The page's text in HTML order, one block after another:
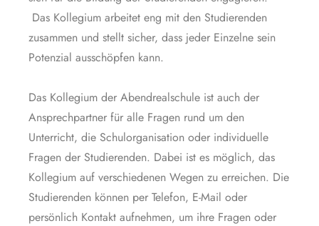
Das Kollegium arbeitet eng mit den Studierenden
zusammen und stellt sicher, dass jeder Einzelne sein
Potenzial ausschöpfen kann.
Das Kollegium der Abendrealschule ist auch der
Ansprechpartner für alle Fragen rund um den
Unterricht, die Schulorganisation oder individuelle
Fragen der Studierenden. Dabei ist es möglich, das
Kollegium auf verschiedenen Wegen zu erreichen. Die
Studierenden können per Telefon, E-Mail oder
persönlich Kontakt aufnehmen, um ihre Fragen oder